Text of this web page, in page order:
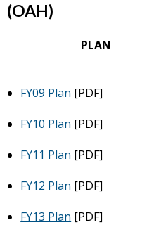
(OAH)
PLAN
FY09 Plan [PDF]
FY10 Plan [PDF]
FY11 Plan [PDF]
FY12 Plan [PDF]
FY13 Plan [PDF]